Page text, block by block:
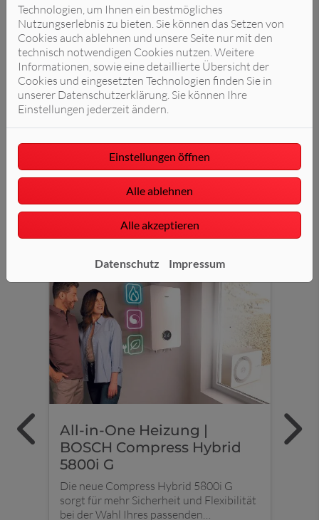
Branchennews
All-in-One Heizung |
BOSCH Compress Hybrid
5800i G
Die neue Compress Hybrid 5800i G
sorgt für mehr Sicherheit und Flexibilität
bei der Wahl Ihres passenden
Technologien, um Ihnen ein bestmögliches
Nutzungserlebnis zu bieten. Sie können das Setzen von
Cookies auch ablehnen und unsere Seite nur mit den
technisch notwendigen Cookies nutzen. Weitere
Informationen, sowie eine detaillierte Übersicht der
Cookies und eingesetzten Technologien finden Sie in
unserer Datenschutzerklärung. Sie können Ihre
Einstellungen jederzeit ändern.
Einstellungen öffnen
Alle ablehnen
Alle akzeptieren
Datenschutz Impressum